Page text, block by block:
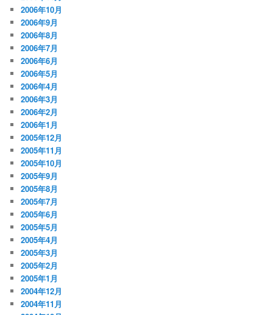
2006年10月
2006年9月
2006年8月
2006年7月
2006年6月
2006年5月
2006年4月
2006年3月
2006年2月
2006年1月
2005年12月
2005年11月
2005年10月
2005年9月
2005年8月
2005年7月
2005年6月
2005年5月
2005年4月
2005年3月
2005年2月
2005年1月
2004年12月
2004年11月